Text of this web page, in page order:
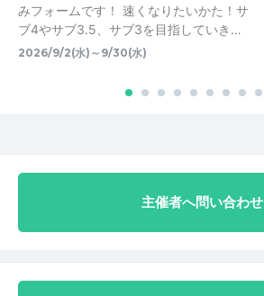
みフォームです！ 速くなりたいかた！サ
ブ4やサブ3.5、サブ3を目指していき…
2026/9/2(水)～9/30(水)
主催者へ問い合わせ